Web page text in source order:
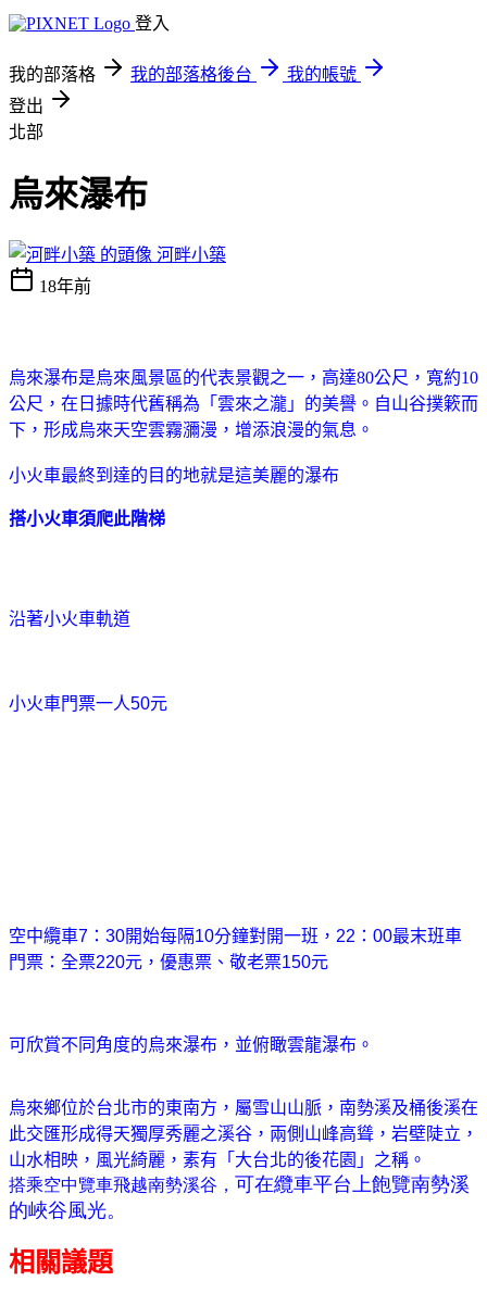
登入
我的部落格 我的部落格後台
我的帳號
登出
北部
烏來瀑布
河畔小築
18年前
烏來瀑布是烏來風景區的代表景觀之一，高達80公尺 ，寬約10
公尺 ，在日據時代舊稱為「雲來之瀧」的美譽。自山谷撲簌而
下，形成烏來天空雲霧瀰漫，增添浪漫的氣息。
小火車最終到達的目的地就是這美麗的瀑布
搭小火車須爬此階梯
沿著小火車軌道
小火車門票一人50元
空中纜車7 ： 30開始每隔10分鐘對開一班， 22 ： 00最末班車
門票：全票220元，優惠票、敬老票150元
可欣賞不同角度的烏來瀑布，並俯瞰雲龍瀑布。
烏來鄉位於台北市的東南方，屬雪山山脈，南勢溪及桶後溪在
此交匯形成得天獨厚秀麗之溪谷，兩側山峰高聳，岩壁陡立，
山水相映，風光綺麗，素有「大台北的後花園」之稱。
搭乘空中覽車飛越南勢溪谷， 可在纜車平台上飽覽南勢溪
的峽谷風光。
相關議題